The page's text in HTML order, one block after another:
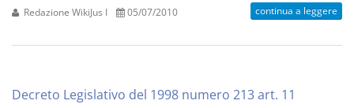
Redazione WikiJus I 05/07/2010 continua a leggere
Decreto Legislativo del 1998 numero 213 art. 11